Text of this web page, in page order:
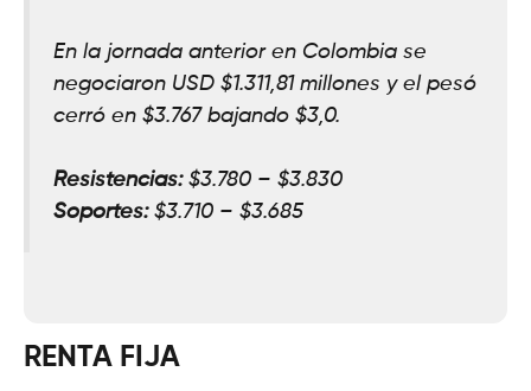
En la jornada anterior en Colombia se
negociaron USD $1.311,81 millones y el pesó
cerró en $3.767 bajando $3,0.
Resistencias:$3.780 – $3.830
Soportes: $3.710 – $3.685
RENTA FIJA